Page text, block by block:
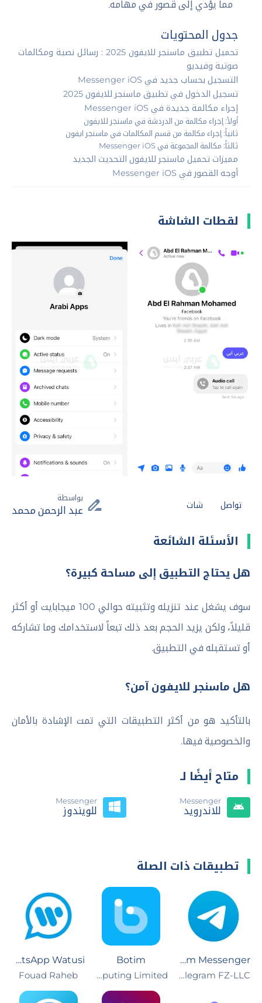
مما يؤدي إلى قصور في مهامه.
جدول المحتويات
تحميل تطبيق ماسنجر للايفون 2025 : رسائل نصية ومكالمات
صوتية وفيديو
التسجيل بحساب جديد في Messenger iOS
تسجيل الدخول في تطبيق ماسنجر للايفون 2025
إجراء مكالمة جديدة في Messenger iOS
أولاً: إجراء مكالمة من الدردشة في ماسنجر للايفون
ثانياً: إجراء مكالمة من قسم المكالمات في ماسنجر ايفون
ثالثاً: مكالمة المجموعة في Messenger iOS
مميزات تحميل ماسنجر للايفون التحديث الجديد
أوجه القصور في Messenger iOS
لقطات الشاشة
تواصل شات
بواسطة
عبد الرحمن محمد
الأسئلة الشائعة
هل يحتاج التطبيق إلى مساحة كبيرة؟
سوف يشغل عند تنزيله وتثبيته حوالي 100 ميجابايت أو أكثر
قليلاً، ولكن يزيد الحجم بعد ذلك تبعاً لاستخدامك وما تشاركه
أو تستقبله في التطبيق.
هل ماسنجر للايفون آمن؟
بالتأكيد هو من أكثر التطبيقات التي تمت الإشادة بالأمان
والخصوصية فيها.
متاح أيضًا لـ
Messenger
للاندرويد
Messenger
للويندوز
تطبيقات ذات الصلة
Telegram Messenger
Telegram FZ-LLC‏
Botim
Algento Cloud Computing Limited
WhatsApp Watusi
Fouad Raheb